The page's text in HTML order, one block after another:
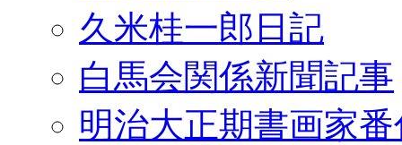
久米桂一郎日記
白馬会関係新聞記事
明治大正期書画家